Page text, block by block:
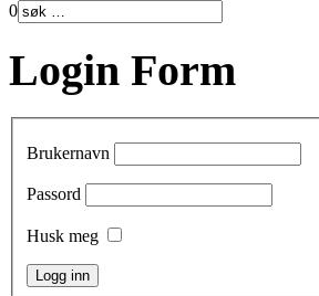
0
Login Form
Brukernavn
Passord
Husk meg